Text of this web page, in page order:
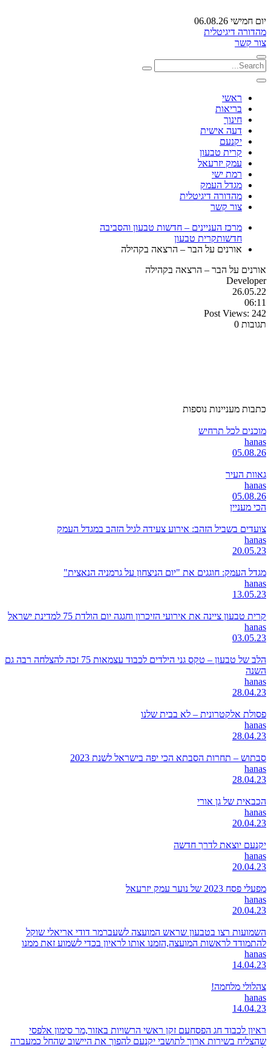
יום חמישי 06.08.26
מהדורה דיגיטלית
צור קשר
ראשי
בריאות
חינוך
דעה אישית
יקנעם
קרית טבעון
עמק יזרעאל
רמת ישי
מגדל העמק
מהדורה דיגיטלית
צור קשר
מרכז העניינים – חדשות טבעון והסביבה
חדשותקרית טבעון
אורנים על הבר – הרצאה בקהילה
אורנים על הבר – הרצאה בקהילה
Developer
26.05.22
06:11
Post Views: 242
תגובות 0
כתבות מעניינות נוספות
מוכנים לכל תרחיש
hanas
05.08.26
גאוות העיר
hanas
05.08.26
הכי מעניין
צועדים בשביל הזהב: אירוע צעידה לגיל הזהב במגדל העמק
hanas
20.05.23
מגדל העמק: חוגגים את "יום הניצחון על גרמניה הנאצית"
hanas
13.05.23
קרית טבעון ציינה את אירועי הזיכרון וחגגה יום הולדת 75 למדינת ישראל
hanas
03.05.23
הלב של טבעון – טקס גני הילדים לכבוד עצמאות 75 זכה להצלחה רבה גם
השנה
hanas
28.04.23
פסולת אלקטרונית – לא בבית שלנו
hanas
28.04.23
סבתוש – תחרות הסבתא הכי יפה בישראל לשנת 2023
hanas
28.04.23
הכבאית של גן אורי
hanas
20.04.23
יקנעם יוצאת לדרך חדשה
hanas
20.04.23
מפעלי פסח 2023 של נוער עמק יזרעאל
hanas
20.04.23
השמועות רצו בטבעון שראש המועצה לשעברמר דודי אריאלי שוקל
להתמודד לראשות המועצה,הזמנו אותו לראיון בכדי לשמוע זאת ממנו
hanas
14.04.23
צהלולי מלחמה!
hanas
14.04.23
ראיון לכבוד חג הפסחעם זקן ראשי הרשויות באזור,מר סימון אלפסי
שהצליח בשירות ארוך לתושבי יקנעם להפוך את היישוב שהחל כמעברה